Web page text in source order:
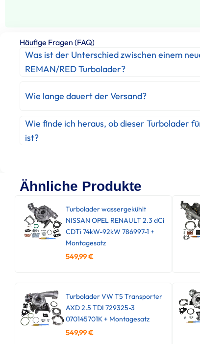
Häufige Fragen (FAQ)
Was ist der Unterschied zwischen einem
REMAN/RED Turbolader?
Wie lange dauert der Versand?
Wie finde ich heraus, ob dieser Turbolader
ist?
Ähnliche Produkte
Turbolader wassergekühlt
NISSAN OPEL RENAULT 2.3 dCi
CDTi 74kW-92kW 786997-1 +
Montagesatz
549,99€
Turbolader VW T5 Transporter
AXD 2.5 TDI 729325-3
070145701K + Montagesatz
549,99€